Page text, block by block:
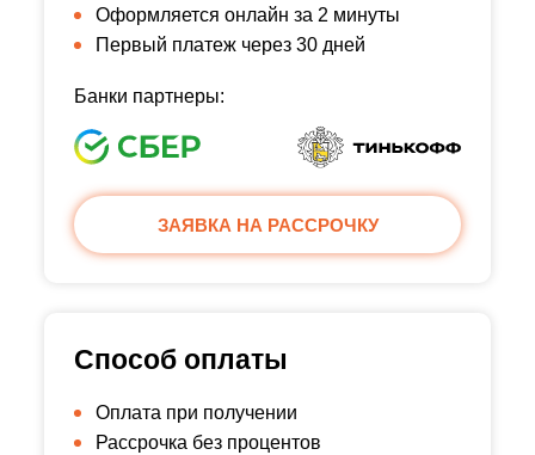
Оформляется онлайн за 2 минуты
Первый платеж через 30 дней
Банки партнеры:
ЗАЯВКА НА РАССРОЧКУ
Способ оплаты
Оплата при получении
Рассрочка без процентов